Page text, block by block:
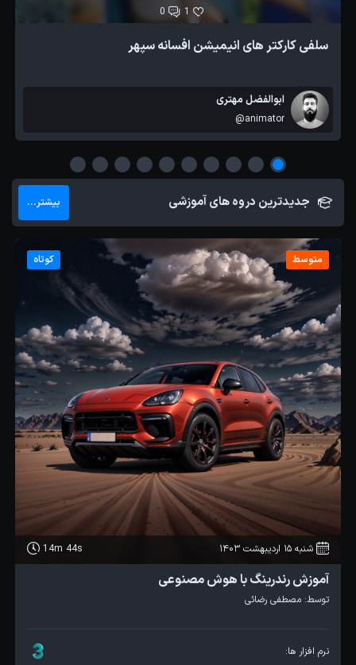
1
0
سلفی کارکتر های انیمیشن افسانه سپهر
ابوالفضل مهتری
@animator
جدیدترین دروه های آموزشی بیشتر...
شنبه 15 اردیبهشت 1403 14m 44s
متوسط کوتاه
آموزش رندرینگ با هوش مصنوعی
توسط: مصطفی رضائی
نرم افزار ها: